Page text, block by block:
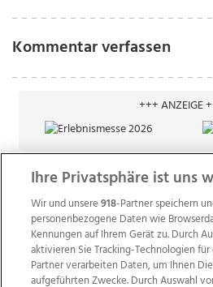
Kommentar verfassen
+++ ANZEIGE
Ihre Privatsphäre ist uns
Wir und unsere918-Partner speichern
personenbezogene Daten wie
Kennungen auf Ihrem Gerät zu. Durch
aktivieren Sie Tracking-Technologien
Partner verarbeiten Daten, um Ihnen
aufgeführten Zwecke. Durch Auswahl